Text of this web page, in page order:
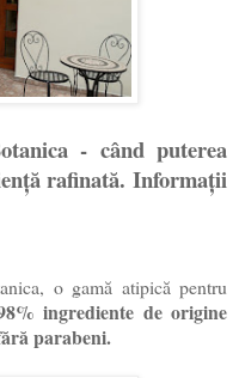
- când puterea
rafinată. Informații
o gamă atipică pentru
ingrediente de origine
parabeni.